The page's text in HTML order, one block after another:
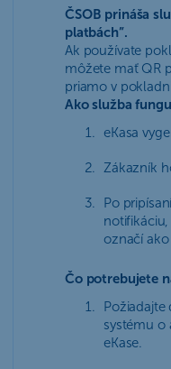
ČSOB prináša
platbách”.
Ak používate
môžete mať QR
priamo v
Ako služba
eKasa
Zákazník
Po
označí
Čo potrebujete
systému o
eKase.